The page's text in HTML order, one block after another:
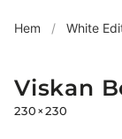
Hem / White
Viskan
230×230